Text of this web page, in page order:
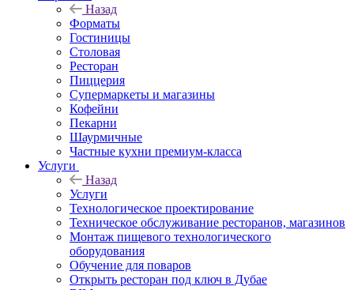
Назад
Форматы
Гостиницы
Столовая
Ресторан
Пиццерия
Супермаркеты и магазины
Кофейни
Пекарни
Шаурмичные
Частные кухни премиум-класса
Услуги
Назад
Услуги
Технологическое проектирование
Техническое обслуживание ресторанов, магазинов
Монтаж пищевого технологического
оборудования
Обучение для поваров
Открыть ресторан под ключ в Дубае